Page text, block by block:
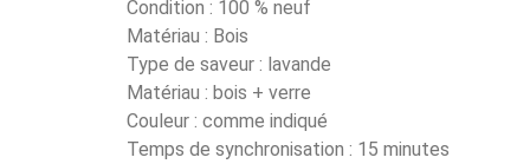
Condition : 100 % neuf
Matériau : Bois
Type de saveur : lavande
Matériau : bois + verre
Couleur : comme indiqué
Temps de synchronisation : 15 minutes